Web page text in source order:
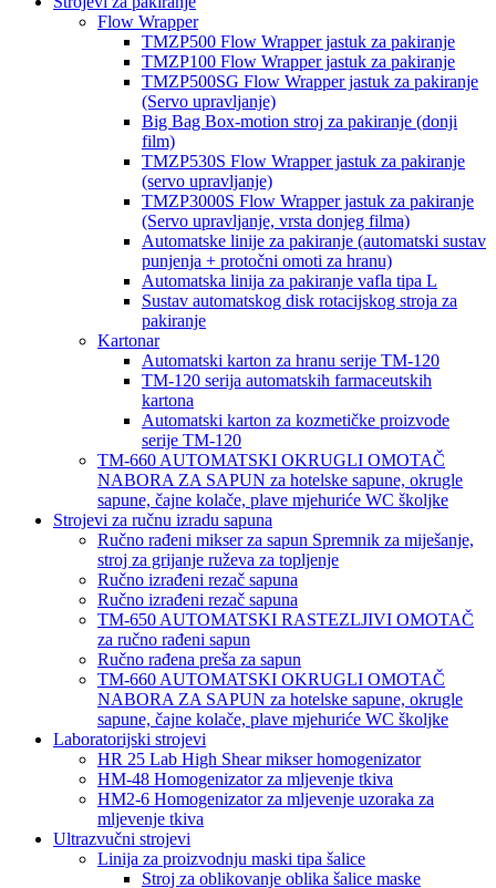
Flow Wrapper
TMZP500 Flow Wrapper jastuk za pakiranje
TMZP100 Flow Wrapper jastuk za pakiranje
TMZP500SG Flow Wrapper jastuk za pakiranje
(Servo upravljanje)
Big Bag Box-motion stroj za pakiranje (donji
film)
TMZP530S Flow Wrapper jastuk za pakiranje
(servo upravljanje)
TMZP3000S Flow Wrapper jastuk za pakiranje
(Servo upravljanje, vrsta donjeg filma)
Automatske linije za pakiranje (automatski sustav
punjenja + protočni omoti za hranu)
Automatska linija za pakiranje vafla tipa L
Sustav automatskog disk rotacijskog stroja za
pakiranje
Kartonar
Automatski karton za hranu serije TM-120
TM-120 serija automatskih farmaceutskih
kartona
Automatski karton za kozmetičke proizvode
serije TM-120
TM-660 AUTOMATSKI OKRUGLI OMOTAČ
NABORA ZA SAPUN za hotelske sapune, okrugle
sapune, čajne kolače, plave mjehuriće WC školjke
Strojevi za ručnu izradu sapuna
Ručno rađeni mikser za sapun Spremnik za miješanje,
stroj za grijanje ruževa za topljenje
Ručno izrađeni rezač sapuna
Ručno izrađeni rezač sapuna
TM-650 AUTOMATSKI RASTEZLJIVI OMOTAČ
za ručno rađeni sapun
Ručno rađena preša za sapun
TM-660 AUTOMATSKI OKRUGLI OMOTAČ
NABORA ZA SAPUN za hotelske sapune, okrugle
sapune, čajne kolače, plave mjehuriće WC školjke
Laboratorijski strojevi
HR 25 Lab High Shear mikser homogenizator
HM-48 Homogenizator za mljevenje tkiva
HM2-6 Homogenizator za mljevenje uzoraka za
mljevenje tkiva
Ultrazvučni strojevi
Linija za proizvodnju maski tipa šalice
Stroj za oblikovanje oblika šalice maske